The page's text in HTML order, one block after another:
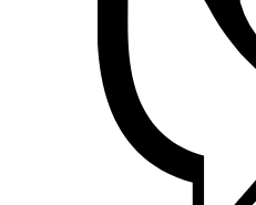
PYLONTECH (Китай)
Radpol (Польша)
Raut (Украина)
Reliance (Украина)
REM POWER (Словения)
Schneider-Electric (Франция)
Selec (Индия)